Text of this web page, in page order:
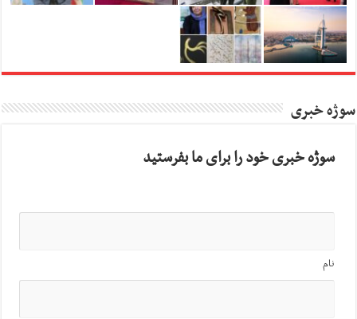
سوژه خبری
سوژه خبری خود را برای ما بفرستید
نام